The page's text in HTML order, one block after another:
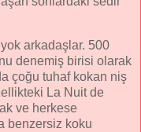
arkadaşlar. 500
denemiş birisi olarak
çoğu tuhaf kokan niş
La Nuit de
ve herkese
benzersiz koku